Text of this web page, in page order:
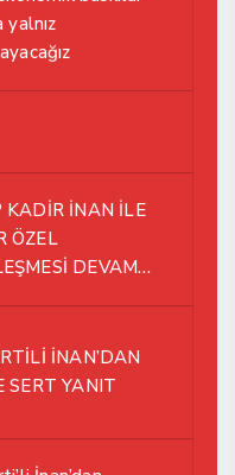
yalnız
KADİR İNAN İLE
ÖZEL
DEVAM
İNAN’DAN
SERT YANIT